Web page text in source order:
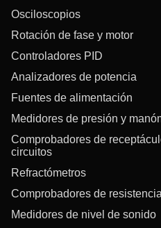
Osciloscopios
Rotación de fase y motor
Controladores PID
Analizadores de potencia
Fuentes de alimentación
Medidores de presión y
Comprobadores de
circuitos
Refractómetros
Comprobadores de resistencia
Medidores de nivel de sonido